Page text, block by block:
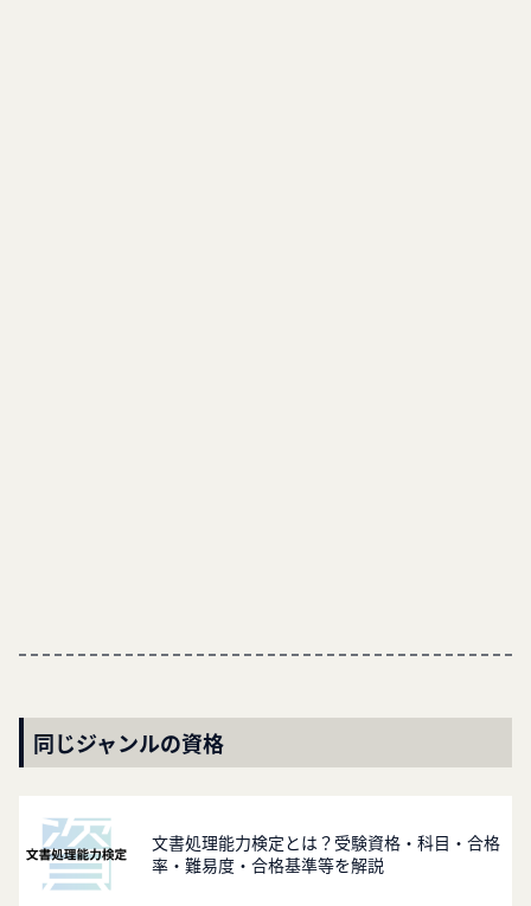
同じジャンルの資格
文書処理能力検定とは？受験資格・科目・合格
率・難易度・合格基準等を解説